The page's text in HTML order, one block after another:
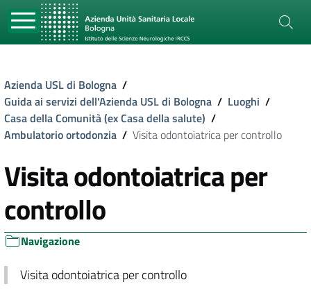
Azienda USL di Bologna /
Guida ai servizi dell'Azienda USL di Bologna / Luoghi /
Casa della Comunità (ex Casa della salute) /
Ambulatorio ortodonzia / Visita odontoiatrica per controllo
Visita odontoiatrica per
controllo
Navigazione
Visita odontoiatrica per controllo